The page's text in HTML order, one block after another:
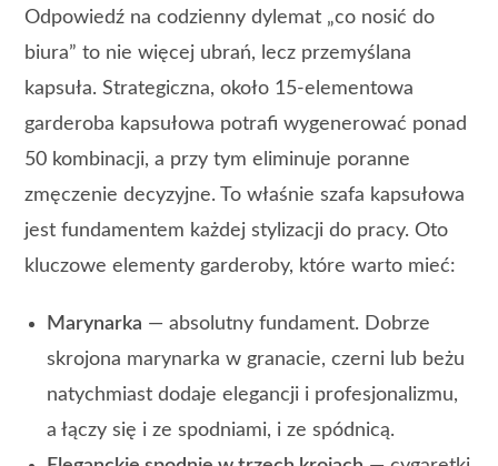
Odpowiedź na codzienny dylemat „co nosić do
biura” to nie więcej ubrań, lecz przemyślana
kapsuła. Strategiczna, około 15-elementowa
garderoba kapsułowa potrafi wygenerować ponad
50 kombinacji, a przy tym eliminuje poranne
zmęczenie decyzyjne. To właśnie szafa kapsułowa
jest fundamentem każdej stylizacji do pracy. Oto
kluczowe elementy garderoby, które warto mieć:
Marynarka — absolutny fundament. Dobrze
skrojona marynarka w granacie, czerni lub beżu
natychmiast dodaje elegancji i profesjonalizmu,
a łączy się i ze spodniami, i ze spódnicą.